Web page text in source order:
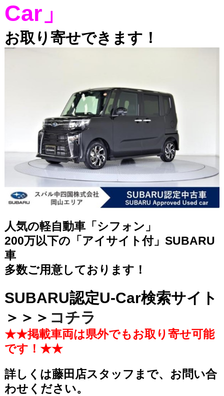
Car」
お取り寄せできます！
人気の軽自動車「シフォン」
200万以下の「アイサイト付」SUBARU
車
多数ご用意しております！
SUBARU認定U-Car検索サイト
＞＞＞ コチラ
★★掲載車両は県外でもお取り寄せ可能
です！★★
詳しくは藤田店スタッフまで、お問い合
わせください。